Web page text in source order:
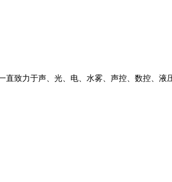
致力于声、光、电、水雾、声控、数控、液